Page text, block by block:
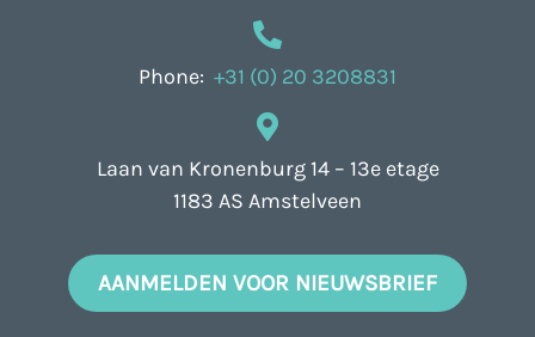
Phone: +31 (0) 20 3208831
Laan van Kronenburg 14 – 13e etage
1183 AS Amstelveen
AANMELDEN VOOR NIEUWSBRIEF